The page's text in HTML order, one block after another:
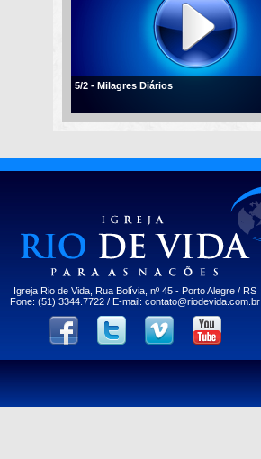
5/2 - Milagres Diários
Igreja Rio de Vida, Rua Bolívia, nº 45 - Porto Alegre / RS
Fone: (51) 3344.7722 / E-mail:contato@riodevida.com.br